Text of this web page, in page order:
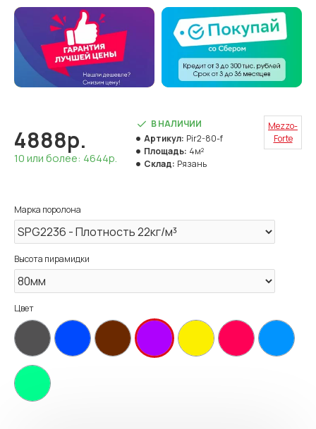
4888р.
10 или более: 4644р.
В НАЛИЧИИ
Артикул: Pir2-80-f
Площадь: 4м²
Склад: Рязань
Mezzo-
Forte
Марка поролона
Высота пирамидки
Цвет